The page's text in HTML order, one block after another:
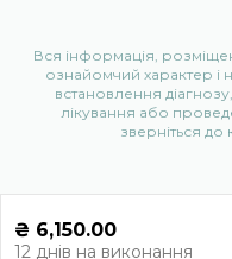
Вся інформація,
ознайомчий характер і
встановлення
лікування або
зверніться до
₴ 6,150.00
12 днів на виконання